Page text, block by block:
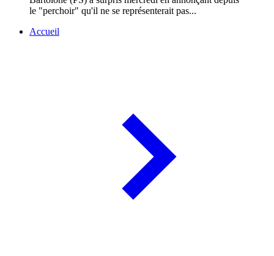
le "perchoir" qu'il ne se représenterait pas...
Accueil